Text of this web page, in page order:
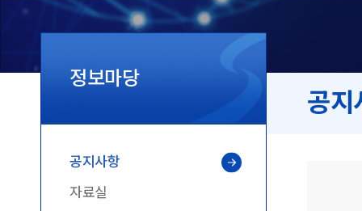
정보마당
공지사항
자료실
공지